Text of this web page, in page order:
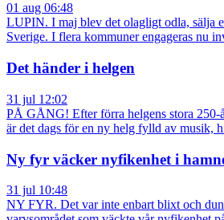
01 aug 06:48
LUPIN. I maj blev det olagligt odla, sälja
Sverige. I flera kommuner engageras nu
Det händer i helgen
31 jul 12:02
PÅ GÅNG! Efter förra helgens stora 250-
är det dags för en ny helg fylld av musik,
Ny fyr väcker nyfikenhet i
31 jul 10:48
NY FYR. Det var inte enbart blixt och